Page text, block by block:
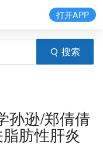
搜索
打开APP
孙逊/郑倩倩
肪性肝炎